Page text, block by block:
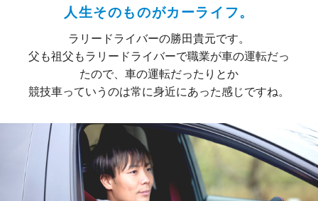
人生そのものがカーライフ。
ラリードライバーの勝田貴元です。
父も祖父もラリードライバーで職業が車の運転だっ
たので、車の運転だったりとか
競技車っていうのは常に身近にあった感じですね。